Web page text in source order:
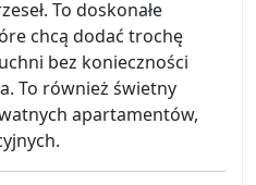
To doskonałe
chcą dodać trochę
bez konieczności
To również świetny
apartamentów,